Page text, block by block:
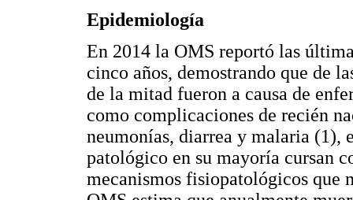
Epidemiología
En 2014 la OMS reportó las
cinco años, demostrando que de
de la mitad fueron a causa de
como complicaciones de recién
neumonías, diarrea y malaria (1),
patológico en su mayoría cursan
mecanismos fisiopatológicos que